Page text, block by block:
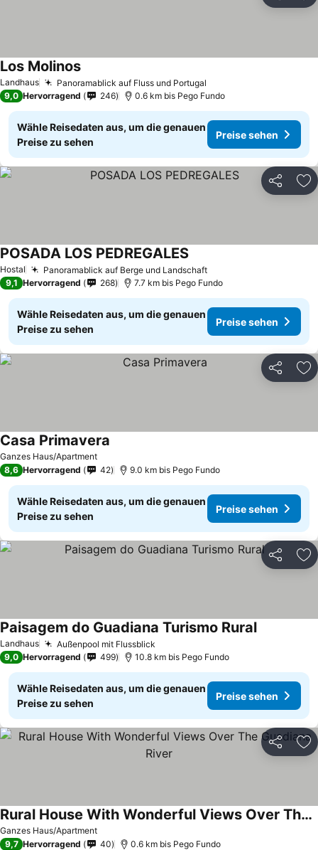
Landhaus Panoramablick auf Fluss und Portugal
Los Molinos
9,0 Hervorragend 246 0.6 km bis Pego Fundo
Wähle Reisedaten aus, um die genauen
Preise zu sehen
Preise sehen
Teilen
Hostal Panoramablick auf Berge und Landschaft
POSADA LOS PEDREGALES
9,1 Hervorragend 268 7.7 km bis Pego Fundo
Wähle Reisedaten aus, um die genauen
Preise zu sehen
Preise sehen
Teilen
Ganzes Haus/Apartment
Casa Primavera
8,6 Hervorragend 42 9.0 km bis Pego Fundo
Wähle Reisedaten aus, um die genauen
Preise zu sehen
Preise sehen
Teilen
Landhaus Außenpool mit Flussblick
Paisagem do Guadiana Turismo Rural
9,0 Hervorragend 499 10.8 km bis Pego Fundo
Wähle Reisedaten aus, um die genauen
Preise zu sehen
Preise sehen
Teilen
Ganzes Haus/Apartment
Rural House With Wonderful Views Over The Guadiana River
9,7 Hervorragend 40 0.6 km bis Pego Fundo